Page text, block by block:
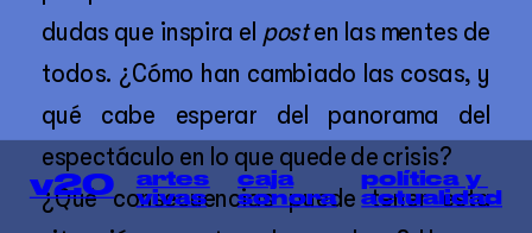
v20
política y
actualidad
caja
sonora
artes
vivas
dudas que inspira el post en las mentes de
todos. ¿Cómo han cambiado las cosas, y
qué cabe esperar del panorama del
espectáculo en lo que quede de crisis?
¿Qué consecuencias puede tener esta